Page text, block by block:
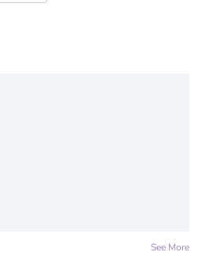
See More